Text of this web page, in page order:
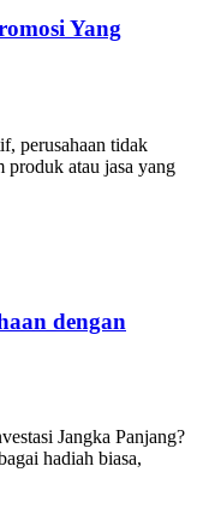
Yang
perusahaan tidak
produk atau jasa yang
dengan
Jangka Panjang?
hadiah biasa,